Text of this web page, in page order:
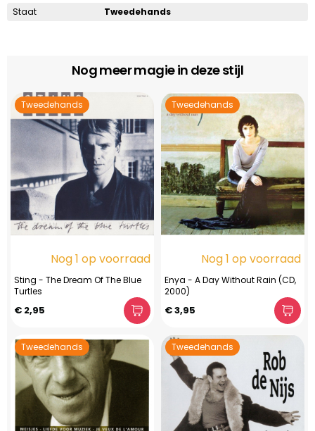
Staat
Tweedehands
Nog meer magie in deze stijl
Tweedehands
Nog 1 op voorraad
Sting - The Dream Of The Blue
Turtles
€ 2,95
Tweedehands
Nog 1 op voorraad
Enya - A Day Without Rain (CD,
2000)
€ 3,95
Tweedehands Tweedehands